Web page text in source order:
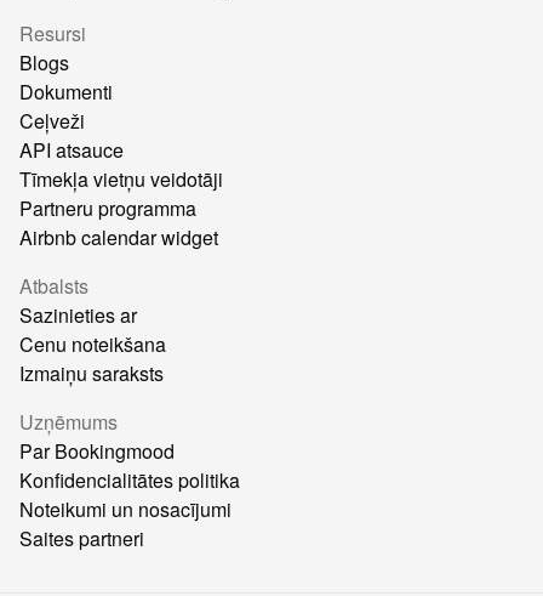
Resursi
Blogs
Dokumenti
Ceļveži
API atsauce
Tīmekļa vietņu veidotāji
Partneru programma
Airbnb calendar widget
Atbalsts
Sazinieties ar
Cenu noteikšana
Izmaiņu saraksts
Uzņēmums
Par Bookingmood
Konfidencialitātes politika
Noteikumi un nosacījumi
Saites partneri